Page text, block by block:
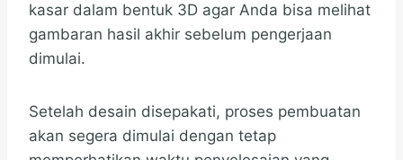
kasar dalam bentuk 3D agar Anda bisa melihat
gambaran hasil akhir sebelum pengerjaan
dimulai.
Setelah desain disepakati, proses pembuatan
akan segera dimulai dengan tetap